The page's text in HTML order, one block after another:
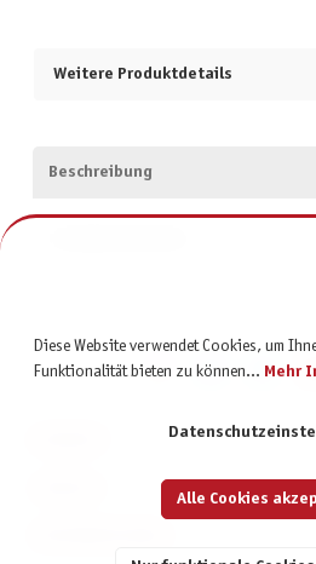
Weitere Produktdetails
Beschreibung
Diese Website verwendet Cookies, um
Funktionalität bieten zu können... Mehr
Alle Cookies